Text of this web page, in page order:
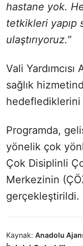
hastane yok.
tetkikleri yapıp
ulaştırıyoruz.”
Vali
sağlık
hedeflediklerini
Programda,
yönelik çok
Çok Disiplinli
Merkezinin
gerçekleştirildi.
Kaynak: Anadolu